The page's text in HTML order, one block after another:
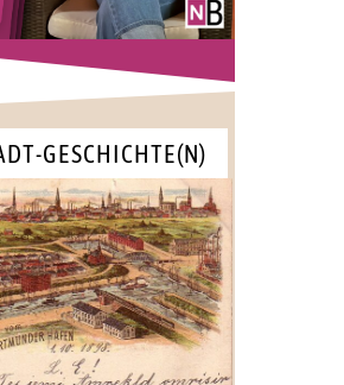
GESCHICHTE(N)